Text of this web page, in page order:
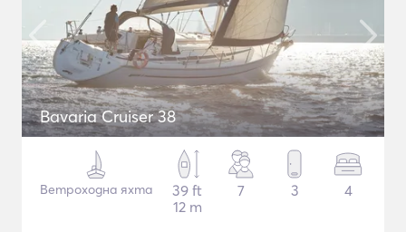
Bavaria Cruiser 38
Ветроходна яхта
39 ft
12 m
7 3 4